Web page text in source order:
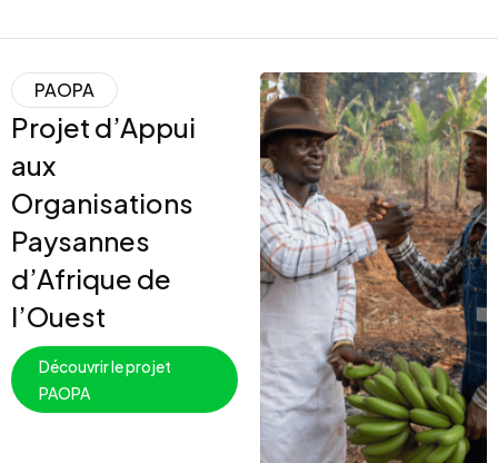
PAOPA
Projet d’Appui
aux
Organisations
Paysannes
d’Afrique de
l’Ouest
Découvrir le projet
PAOPA